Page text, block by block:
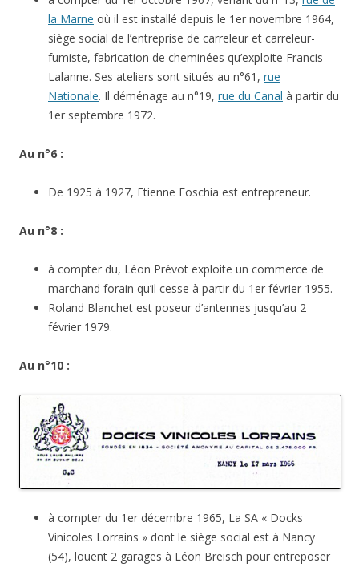
la Marne où il est installé depuis le 1er novembre 1964,
siège social de l’entreprise de carreleur et carreleur-
fumiste, fabrication de cheminées qu’exploite Francis
Lalanne. Ses ateliers sont situés au n°61, rue
Nationale. Il déménage au n°19, rue du Canal à partir du
1er septembre 1972.
Au n°6 :
De 1925 à 1927, Etienne Foschia est entrepreneur.
Au n°8 :
à compter du, Léon Prévot exploite un commerce de
marchand forain qu’il cesse à partir du 1er février 1955.
Roland Blanchet est poseur d’antennes jusqu’au 2
février 1979.
Au n°10 :
à compter du 1er décembre 1965, La SA « Docks
Vinicoles Lorrains » dont le siège social est à Nancy
(54), louent 2 garages à Léon Breisch pour entreposer